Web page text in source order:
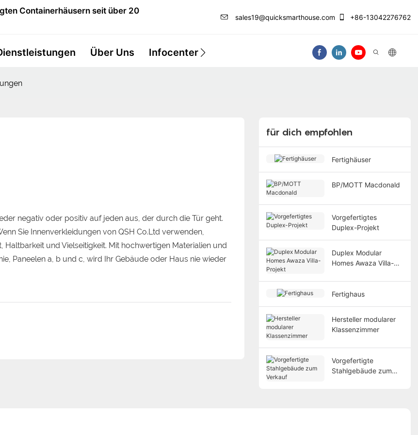
Containerhäusern seit über 20
sales19@quicksmarthouse.com +86-13042276762
Über Uns Infocenter Video
negativ oder positiv auf jeden aus, der durch die Tür geht.
Sie Innenverkleidungen von QSH Co.Ltd verwenden,
und Vielseitigkeit. Mit hochwertigen Materialien und
Paneelen a, b und c, wird Ihr Gebäude oder Haus nie wieder
für dich empfohlen
Fertighäuser
BP/MOTT Macdonald
Vorgefertigtes
Duplex-Projekt
Duplex Modular
Homes Awaza Villa-
Fertighaus
Hersteller modularer
Klassenzimmer
Vorgefertigte
Stahlgebäude zum